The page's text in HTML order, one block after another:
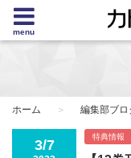
menu
ホーム 編集部ブロ
3/7
特典情報